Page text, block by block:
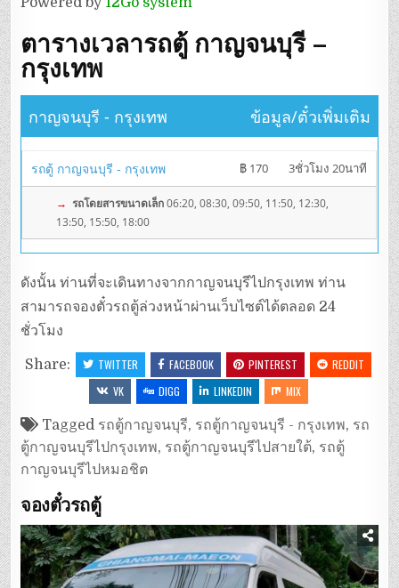
ตารางเวลารถตู้ กาญจนบุรี –
กรุงเทพ
กาญจนบุรี - กรุงเทพ ข้อมูล/ตั๋วเพิ่มเติม
รถตู้ กาญจนบุรี - กรุงเทพ ฿ 170 3ชั่วโมง 20นาที
→ รถโดยสารขนาดเล็ก06:20, 08:30, 09:50, 11:50, 12:30,
13:50, 15:50, 18:00
ดังนั้น ท่านที่จะเดินทางจากกาญจนบุรีไปกรุงเทพ ท่าน
สามารถจองตั๋วรถตู้ล่วงหน้าผ่านเว็บไซต์ได้ตลอด 24
ชั่วโมง
Share: TWITTER FACEBOOK PINTEREST
REDDIT
VK
DIGG LINKEDIN MIX
Tagged รถตู้กาญจนบุรี, รถตู้กาญจนบุรี - กรุงเทพ, รถ
ตู้กาญจนบุรีไปกรุงเทพ, รถตู้กาญจนบุรีไปสายใต้, รถตู้
กาญจนบุรีไปหมอชิต
จองตั๋วรถตู้